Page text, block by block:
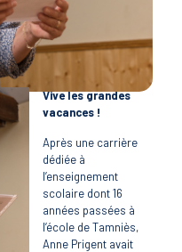
Vive les grandes
vacances !
Après une carrière
dédiée à
l’enseignement
scolaire dont 16
années passées à
l’école de Tamniès,
Anne Prigent avait